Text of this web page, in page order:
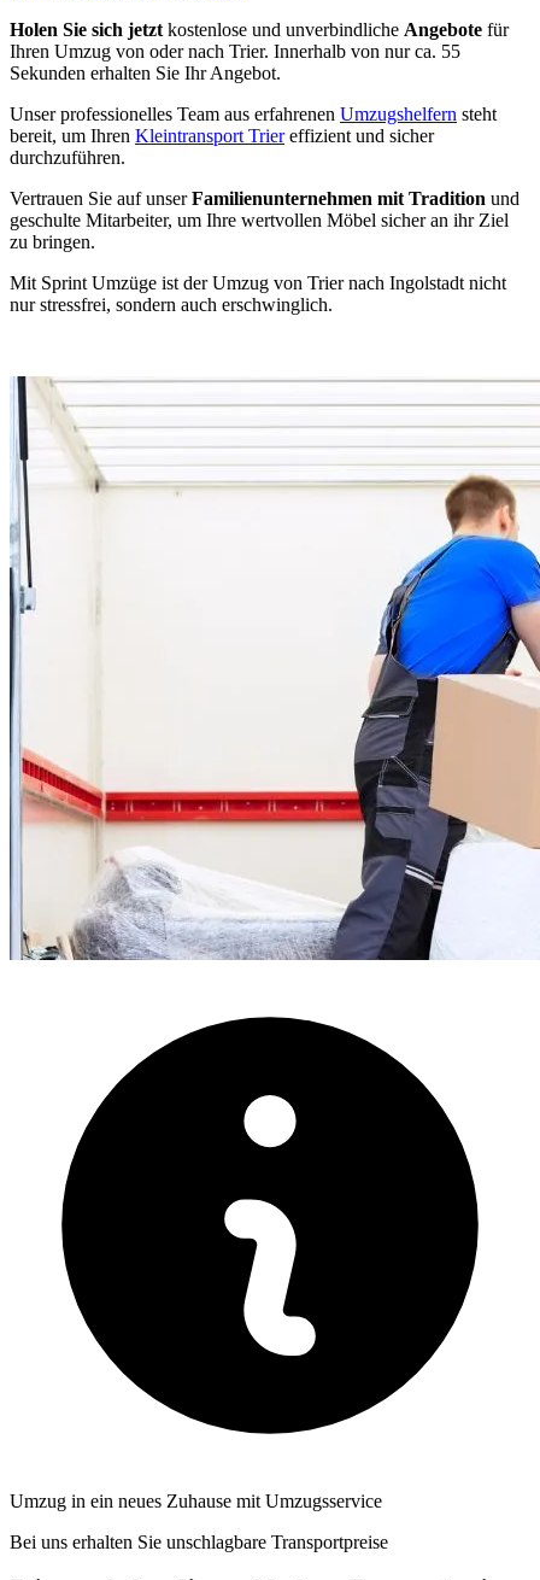
Holen Sie sich jetzt kostenlose und unverbindliche Angebote für
Ihren Umzug von oder nach Trier. Innerhalb von nur ca. 55
Sekunden erhalten Sie Ihr Angebot.
Unser professionelles Team aus erfahrenen Umzugshelfern steht
bereit, um Ihren Kleintransport Triereffizient und sicher
durchzuführen.
Vertrauen Sie auf unserFamilienunternehmen mit Tradition und
geschulte Mitarbeiter, um Ihre wertvollen Möbel sicher an ihr Ziel
zu bringen.
Mit Sprint Umzüge ist der Umzug von Trier nach Ingolstadt nicht
nur stressfrei, sondern auch erschwinglich.
Umzug in ein neues Zuhause mit Umzugsservice
Bei uns erhalten Sie unschlagbare Transportpreise